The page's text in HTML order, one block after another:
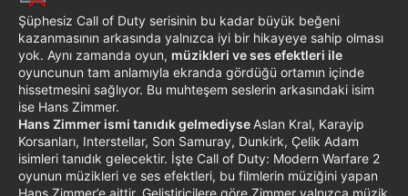
Şüphesiz Call of Duty serisinin bu kadar büyük beğeni
kazanmasının arkasında yalnızca iyi bir hikayeye sahip olması
yok. Aynı zamanda oyun, müzikleri ve ses efektleri ile
oyuncunun tam anlamıyla ekranda gördüğü ortamın içinde
hissetmesini sağlıyor. Bu muhteşem seslerin arkasındaki isim
ise Hans Zimmer.
Hans Zimmer ismi tanıdık gelmediyse Aslan Kral, Karayip
Korsanları, Interstellar, Son Samuray, Dunkirk, Çelik Adam
isimleri tanıdık gelecektir. İşte Call of Duty: Modern Warfare 2
oyunun müzikleri ve ses efektleri, bu filmlerin müziğini yapan
Hans Zimmer’e aittir. Geliştiricilere göre Zimmer yalnızca müzik